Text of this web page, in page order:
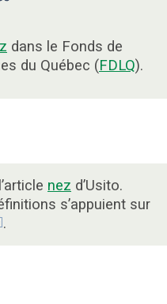
dans le Fonds de
du Québec (FDLQ).
nez d’Usito.
s’appuient sur
.